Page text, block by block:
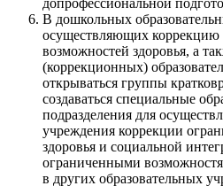
В дошкольных
осуществляющих коррекцию
возможностей здоровья, а
(коррекционных)
открываться группы
создаваться специальные
подразделения для
учреждения коррекции
здоровья и социальной
ограниченными
в других образовательных